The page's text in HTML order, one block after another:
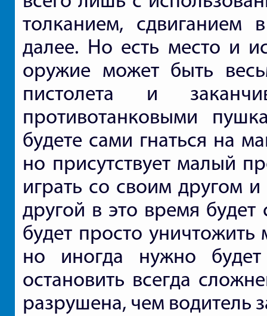
толканием,
далее. Но есть место и
оружие может быть
пистолета и
противотанковыми
будете сами гнаться на
но присутствует малый
играть со своим другом
другой в это время
будет просто
но иногда нужно будет
остановить всегда
разрушена, чем водитель